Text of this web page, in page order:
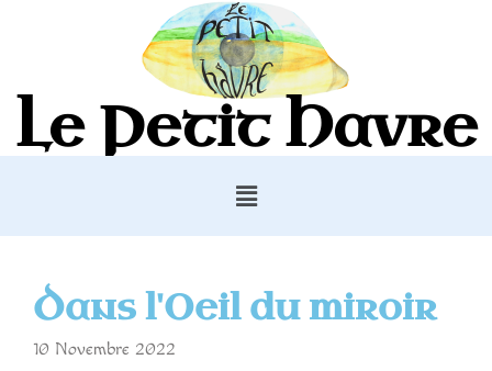
Le Petit Havre
Dans l'Oeil du miroir
10 Novembre 2022